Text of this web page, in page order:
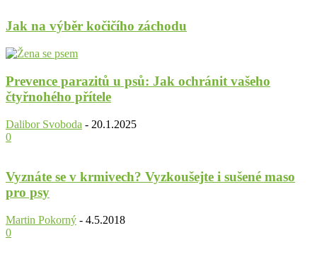
Jak na výběr kočičího záchodu
Prevence parazitů u psů: Jak ochránit vašeho
čtyřnohého přítele
Dalibor Svoboda - 20.1.2025
0
Vyznáte se v krmivech? Vyzkoušejte i sušené maso
pro psy
Martin Pokorný - 4.5.2018
0